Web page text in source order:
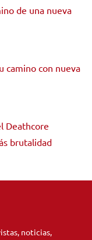
de una nueva
camino con nueva
Deathcore
brutalidad
noticias,